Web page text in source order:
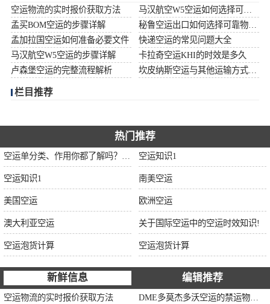
空运物流的实时报价获取方法
孟买BOM空运的步骤详解
孟加拉国空运如何准备必要文件
快递空运的常见问题大全
马汉航空W5空运的步骤详解
卡拉奇空运KHI的时效是多久
卢森堡空运的完整流程解析
栏目推荐
热门推荐
空运知识1
空运知识1 南美空运
美国空运 欧洲空运
澳大利亚空运 关于国际空运中的空运时效知识!
空运泡货计算 空运泡货计算
新鲜信息 编辑推荐
空运物流的实时报价获取方法
俄罗斯空运
加拿大空运
伊朗空运
中东空运
非洲空运
南美空运